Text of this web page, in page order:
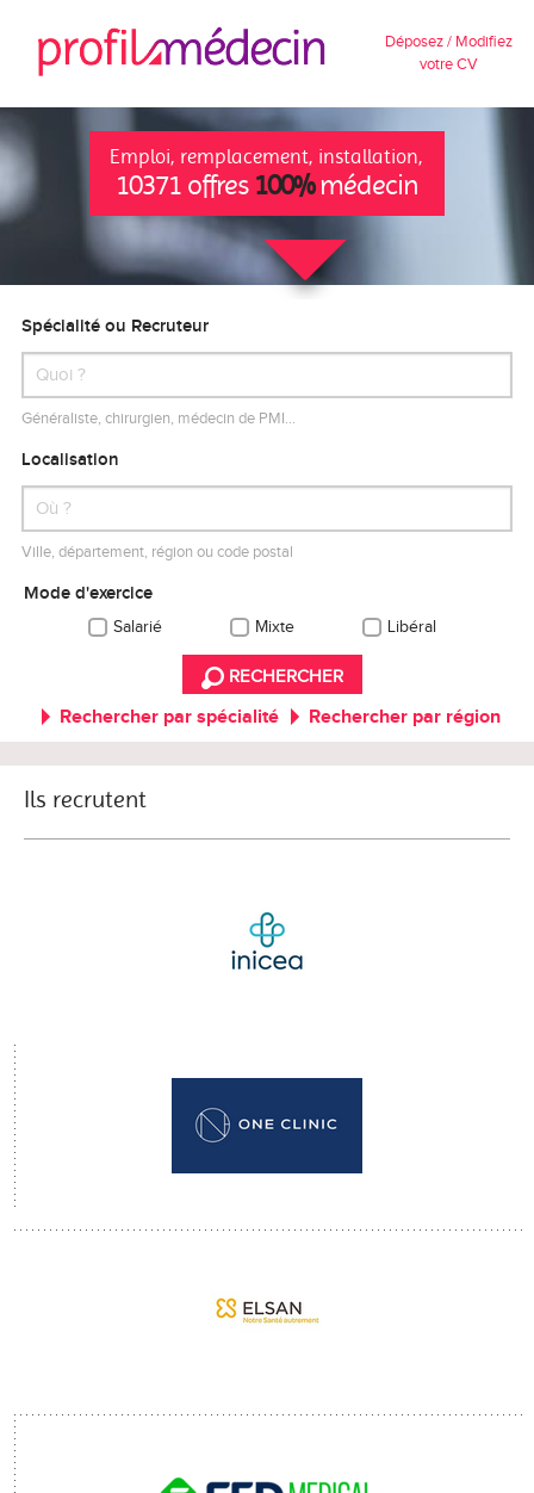
Déposez / Modifiez
votre CV
Emploi, remplacement, installation,
10371 offres 100%médecin
Spécialité ou Recruteur
Généraliste, chirurgien, médecin de PMI…
Localisation
Ville, département, région ou code postal
Mode d'exercice
Salarié Mixte Libéral
RECHERCHER
Rechercher par spécialité Rechercher par région
Ils recrutent